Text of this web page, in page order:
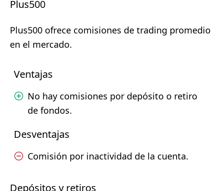
Plus500
Plus500 ofrece comisiones de trading promedio
en el mercado.
Ventajas
No hay comisiones por depósito o retiro
de fondos.
Desventajas
Comisión por inactividad de la cuenta.
Depósitos y retiros